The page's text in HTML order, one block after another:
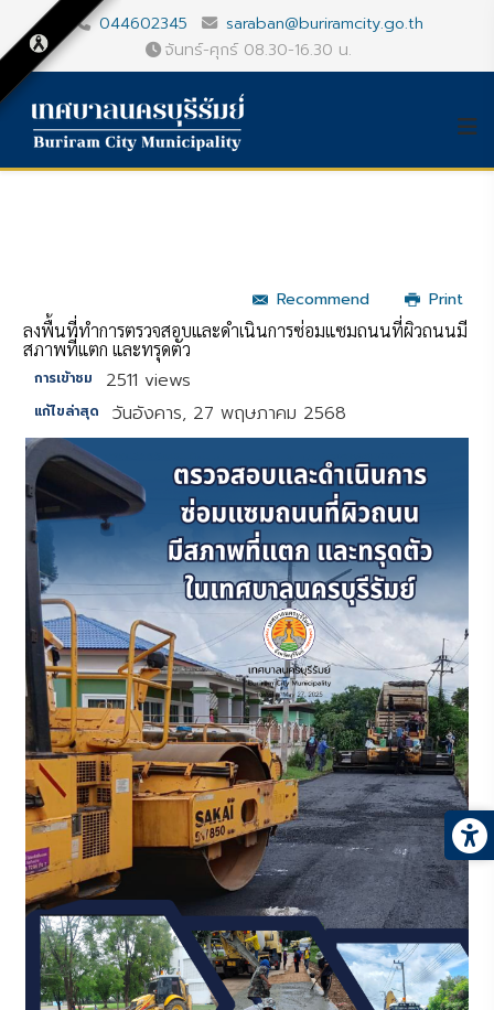
044602345
saraban@buriramcity.go.th
จันทร์-ศุกร์ 08.30-16.30 น.
Recommend
Print
ลงพื้นที่ทำการตรวจสอบและดำเนินการซ่อมแซมถนนที่ผิวถนนมี
สภาพที่แตก และทรุดตัว
การเข้าชม 2511 views
แก้ไขล่าสุด วันอังคาร, 27 พฤษภาคม 2568